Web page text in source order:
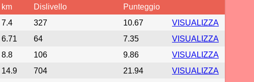
km Dislivello
Punteggio
7.4 327 10.67
VISUALIZZA
6.71 64 7.35
VISUALIZZA
8.8 106 9.86
VISUALIZZA
14.9 704 21.94
VISUALIZZA